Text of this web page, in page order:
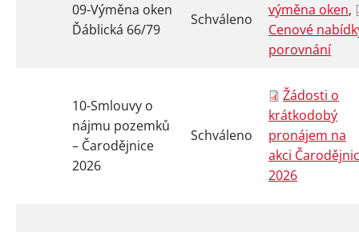
09-Výměna oken
Ďáblická 66/79
Schváleno
výměna oken,
Cenové
porovnání
10-Smlouvy o
nájmu pozemků
– Čarodějnice
2026
Schváleno
Žádosti o
krátkodobý
pronájem na
akci
2026